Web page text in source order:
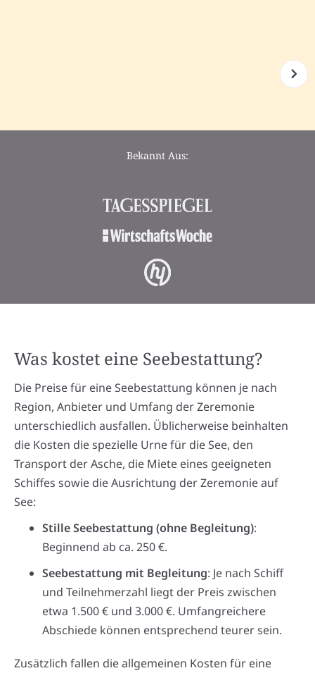
Bekannt Aus:
Was kostet eine Seebestattung?
Die Preise für eine Seebestattung können je nach
Region, Anbieter und Umfang der Zeremonie
unterschiedlich ausfallen. Üblicherweise beinhalten
die Kosten die spezielle Urne für die See, den
Transport der Asche, die Miete eines geeigneten
Schiffes sowie die Ausrichtung der Zeremonie auf
See:
Stille Seebestattung (ohne Begleitung):
Beginnend ab ca. 250 €.
Seebestattung mit Begleitung: Je nach Schiff
und Teilnehmerzahl liegt der Preis zwischen
etwa 1.500 € und 3.000 €. Umfangreichere
Abschiede können entsprechend teurer sein.
Zusätzlich fallen die allgemeinen Kosten für eine